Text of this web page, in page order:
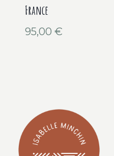
France
95,00 €